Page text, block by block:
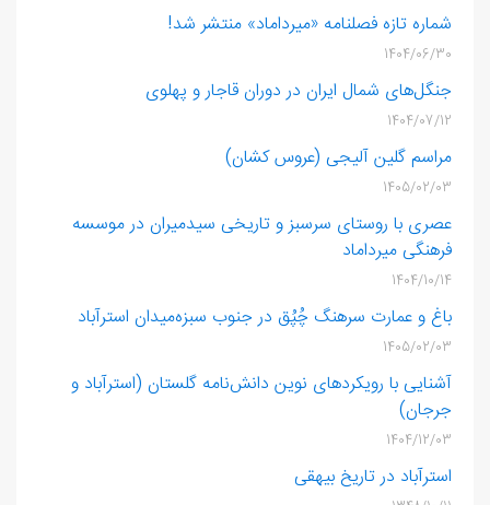
شماره تازه فصلنامه «میرداماد» منتشر شد!
1404/06/30
جنگل‌های شمال ایران در دوران قاجار و پهلوی
1404/07/12
مراسم گلین ‌آلیجی (عروس‌ کشان)
1405/02/03
عصری با روستای سرسبز و تاریخی سیدمیران در موسسه
فرهنگی میرداماد
1404/10/14
باغ و عمارت سرهنگ چُپُق در جنوب سبزه‌میدان استرآباد
1405/02/03
آشنایی با رویکردهای نوین دانش‌نامه گلستان (استرآباد و
جرجان)
1404/12/03
استرآباد در تاریخ بیهقی